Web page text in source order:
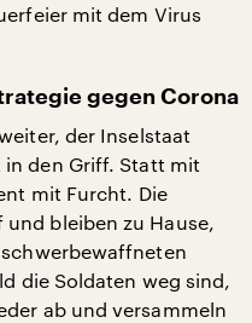
mit dem Virus
gegen Corona
der Inselstaat
den Griff. Statt mit
mit Furcht. Die
und bleiben zu Hause,
die Soldaten weg sind,
ab und versammeln